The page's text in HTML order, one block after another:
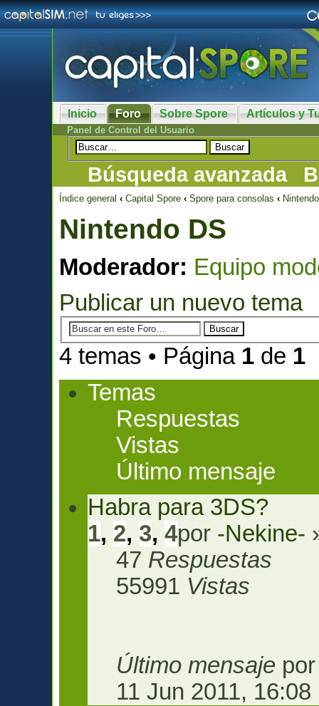
Inicio Foro Sobre Spore Artículos y
Panel de Control del Usuario
Búsqueda avanzada
Índice general ‹ Capital Spore ‹ Spore para consolas ‹
Nintendo DS
Moderador: Equipo
Publicar un nuevo tema
4 temas • Página 1 de 1
Temas
Respuestas
Vistas
Último mensaje
Habra para 3DS?
1, 2, 3,4por -Nekine-
47 Respuestas
55991 Vistas
Último mensaje
11 Jun 2011, 16:08